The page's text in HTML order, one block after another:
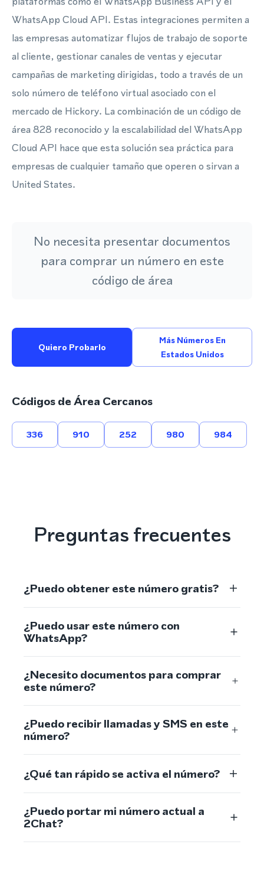
WhatsApp Cloud API. Estas integraciones permiten a
las empresas automatizar flujos de trabajo de soporte
al cliente, gestionar canales de ventas y ejecutar
campañas de marketing dirigidas, todo a través de un
solo número de teléfono virtual asociado con el
mercado de Hickory. La combinación de un código de
área 828 reconocido y la escalabilidad del WhatsApp
Cloud API hace que esta solución sea práctica para
empresas de cualquier tamaño que operen o sirvan a
United States.
No necesita presentar documentos
para comprar un número en este
código de área
Quiero Probarlo
Más Números En
Estados Unidos
Códigos de Área Cercanos
336 910 252 980 984
Preguntas frecuentes
¿Puedo obtener este número gratis?
¿Puedo usar este número con
WhatsApp?
¿Necesito documentos para comprar
este número?
¿Puedo recibir llamadas y SMS en este
número?
¿Qué tan rápido se activa el número?
¿Puedo portar mi número actual a
2Chat?